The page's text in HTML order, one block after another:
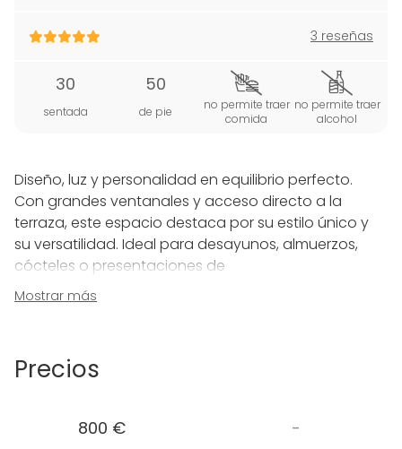
3 reseñas
30
sentada
50
de pie
no permite traer
comida
no permite traer
alcohol
Diseño, luz y personalidad en equilibrio perfecto.
Con grandes ventanales y acceso directo a la
terraza, este espacio destaca por su estilo único y
su versatilidad. Ideal para desayunos, almuerzos,
cócteles o presentaciones de
producto en un entorno elegante y creativo.
detalles.
With large windows and direct access to the
Mostrar más
Precios
800 € -